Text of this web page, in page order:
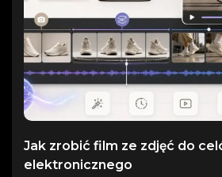
Jak zrobić film ze zdjęć do
elektronicznego